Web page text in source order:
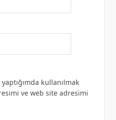
kullanılmak
ve web site adresimi